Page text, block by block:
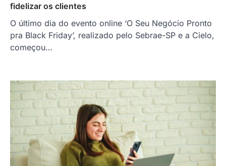
fidelizar os clientes
O último dia do evento online ‘O Seu Negócio Pronto
pra Black Friday’, realizado pelo Sebrae-SP e a Cielo,
começou…